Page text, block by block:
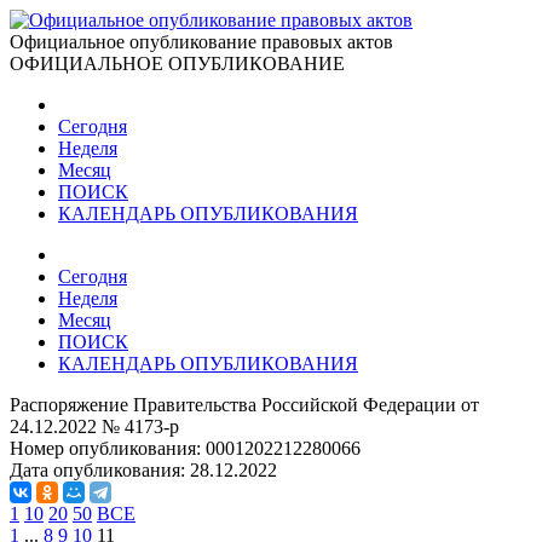
Официальное опубликование правовых актов
ОФИЦИАЛЬНОЕ ОПУБЛИКОВАНИЕ
Сегодня
Неделя
Месяц
ПОИСК
КАЛЕНДАРЬ ОПУБЛИКОВАНИЯ
Сегодня
Неделя
Месяц
ПОИСК
КАЛЕНДАРЬ ОПУБЛИКОВАНИЯ
Распоряжение Правительства Российской Федерации от
24.12.2022 № 4173-р
Номер опубликования: 0001202212280066
Дата опубликования: 28.12.2022
1 10 20 50 ВСЕ
1 ... 8 9 10 11